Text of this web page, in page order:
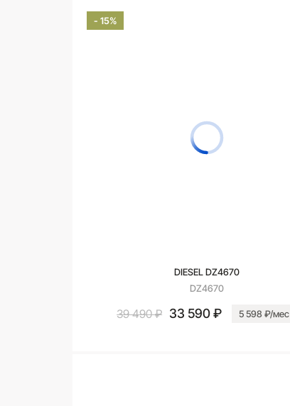
- 15%
DIESEL DZ4670
DZ4670
39 490 ₽ 33 590 ₽ 5 598 ₽/мес